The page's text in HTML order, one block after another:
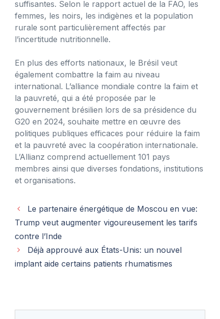
suffisantes. Selon le rapport actuel de la FAO, les
femmes, les noirs, les indigènes et la population
rurale sont particulièrement affectés par
l’incertitude nutritionnelle.
En plus des efforts nationaux, le Brésil veut
également combattre la faim au niveau
international. L’alliance mondiale contre la faim et
la pauvreté, qui a été proposée par le
gouvernement brésilien lors de sa présidence du
G20 en 2024, souhaite mettre en œuvre des
politiques publiques efficaces pour réduire la faim
et la pauvreté avec la coopération internationale.
L’Allianz comprend actuellement 101 pays
membres ainsi que diverses fondations, institutions
et organisations.
Le partenaire énergétique de Moscou en vue:
Trump veut augmenter vigoureusement les tarifs
contre l’Inde
Déjà approuvé aux États-Unis: un nouvel
implant aide certains patients rhumatismes